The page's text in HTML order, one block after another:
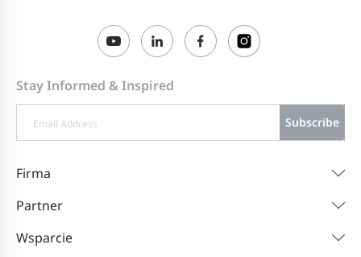
Stay Informed & Inspired
Subscribe
Firma
Partner
Wsparcie